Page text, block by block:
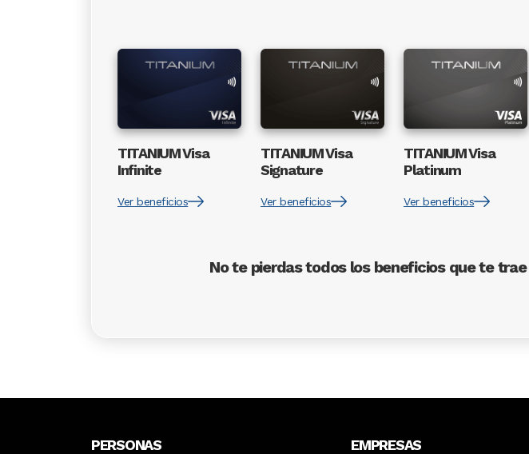
Image
TITANIUM Visa
Infinite
Ver beneficios
Image
TITANIUM Visa
Signature
Ver beneficios
Image
TITANIUM Visa
Platinum
Ver beneficios
No te pierdas todos los beneficios que te
Image
El
PERSONAS EMPRESAS